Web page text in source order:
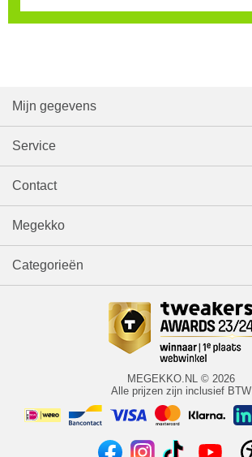
Mijn gegevens
Service
Contact
Megekko
Categorieën
MEGEKKO.NL © 2026
Alle prijzen zijn inclusief BTW